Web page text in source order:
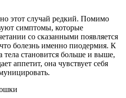
этот случай редкий. Помимо
симптомы, которые
со сказанными появляется
болезнь именно пиодермия. К
тела становится больше и выше,
аппетит, она чувствует себя